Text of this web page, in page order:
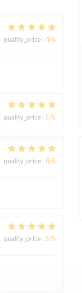
quality_price: 4/5
quality_price: 5/5
quality_price: 4/5
quality_price: 5/5